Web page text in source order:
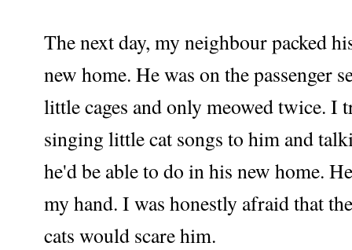
The next day, my neighbour packed
new home. He was on the passenger
little cages and only meowed twice. I
singing little cat songs to him and
he'd be able to do in his new home.
my hand. I was honestly afraid that
cats would scare him.